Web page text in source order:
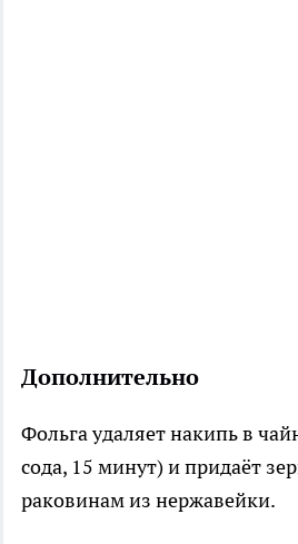
Дополнительно
Фольга удаляет накипь в
сода, 15 минут) и придаёт
раковинам из нержавейки.